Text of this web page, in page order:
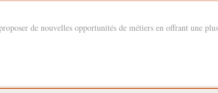
de nouvelles opportunités de métiers en offrant une